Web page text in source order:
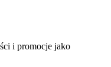
i promocje jako